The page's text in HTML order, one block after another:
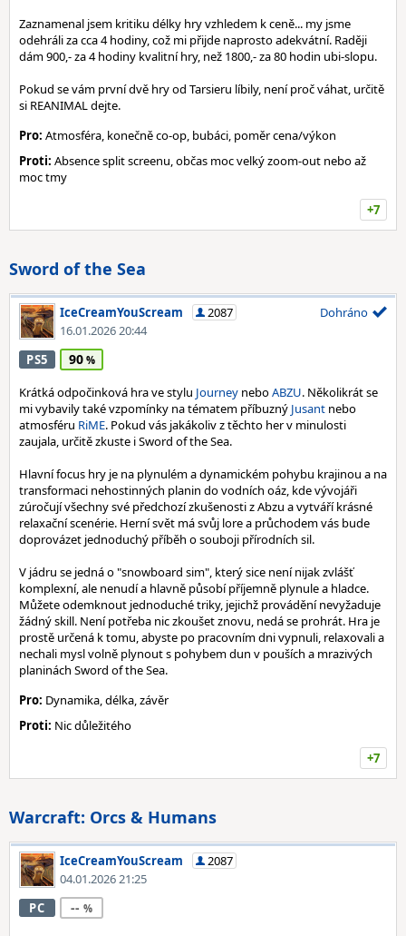
Zaznamenal jsem kritiku délky hry vzhledem k ceně... my jsme
odehráli za cca 4 hodiny, což mi přijde naprosto adekvátní. Raději
dám 900,- za 4 hodiny kvalitní hry, než 1800,- za 80 hodin ubi-slopu.
Pokud se vám první dvě hry od Tarsieru líbily, není proč váhat, určitě
si REANIMAL dejte.
Pro: Atmosféra, konečně co-op, bubáci, poměr cena/výkon
Proti: Absence split screenu, občas moc velký zoom-out nebo až
moc tmy
+7
Sword of the Sea
IceCreamYouScream
2087
16.01.2026 20:44
Dohráno
PS5 90
Krátká odpočinková hra ve stylu Journey neboABZU. Několikrát se
mi vybavily také vzpomínky na tématem příbuzný Jusant nebo
atmosféru RiME. Pokud vás jakákoliv z těchto her v minulosti
zaujala, určitě zkuste i Sword of the Sea.
Hlavní focus hry je na plynulém a dynamickém pohybu krajinou a na
transformaci nehostinných planin do vodních oáz, kde vývojáři
zúročují všechny své předchozí zkušenosti z Abzu a vytváří krásné
relaxační scenérie. Herní svět má svůj lore a průchodem vás bude
doprovázet jednoduchý příběh o souboji přírodních sil.
V jádru se jedná o "snowboard sim", který sice není nijak zvlášť
komplexní, ale nenudí a hlavně působí příjemně plynule a hladce.
Můžete odemknout jednoduché triky, jejichž provádění nevyžaduje
žádný skill. Není potřeba nic zkoušet znovu, nedá se prohrát. Hra je
prostě určená k tomu, abyste po pracovním dni vypnuli, relaxovali a
nechali mysl volně plynout s pohybem dun v pouších a mrazivých
planinách Sword of the Sea.
Pro: Dynamika, délka, závěr
Proti: Nic důležitého
+7
Warcraft: Orcs & Humans
IceCreamYouScream
2087
04.01.2026 21:25
PC
--